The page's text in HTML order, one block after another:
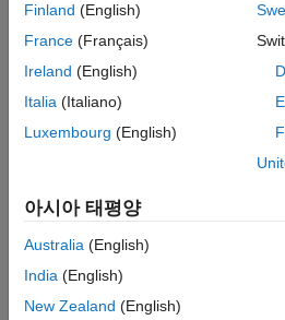
Finland (English)
France (Français)
Ireland (English)
Italia (Italiano)
Luxembourg (English)
아시아 태평양
Australia (English)
India (English)
New Zealand (English)
신뢰 센터 개인정보
애플리케이션 상태
© 1994-2026 The MathWorks, Inc.